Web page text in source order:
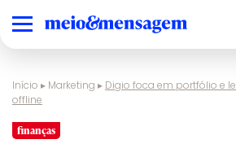
Início ▸ Marketing ▸ Digio foca em portfólio e
offline
finanças